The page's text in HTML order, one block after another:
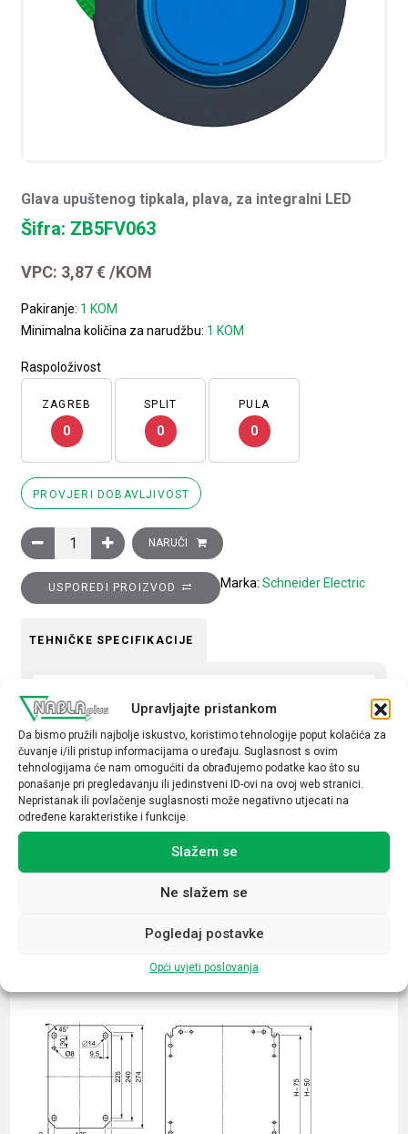
Upravljajte pristankom
Da bismo pružili najbolje iskustvo, koristimo tehnologije poput kolačića za
čuvanje i/ili pristup informacijama o uređaju. Suglasnost s ovim
tehnologijama će nam omogućiti da obrađujemo podatke kao što su
ponašanje pri pregledavanju ili jedinstveni ID-ovi na ovoj web stranici.
Nepristanak ili povlačenje suglasnosti može negativno utjecati na
određene karakteristike i funkcije.
Slažem se
Ne slažem se
Pogledaj postavke
Opći uvjeti poslovanja
Glava upuštenog tipkala, plava, za integralni LED
Šifra: ZB5FV063
VPC: 3,87€ /KOM
Pakiranje: 1 KOM
Minimalna količina za narudžbu: 1 KOM
Raspoloživost
ZAGREB
0
SPLIT
0
PULA
0
PROVJERI DOBAVLJIVOST
Glava upuštenog tipkala, plava, za integralni LED količina
NARUČI
USPOREDI PROIZVOD Marka: Schneider Electric
TEHNIČKE SPECIFIKACIJE
plava
Tip opreme
glava tipkala
Povezani proizvodi